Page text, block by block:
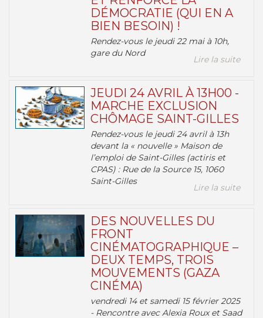
DÉMOCRATIE (QUI EN A
BIEN BESOIN) !
Rendez-vous le jeudi 22 mai à 10h,
gare du Nord
Lire la suite
JEUDI 24 AVRIL À 13H00 -
MARCHE EXCLUSION
CHÔMAGE SAINT-GILLES
Rendez-vous le jeudi 24 avril à 13h
devant la « nouvelle » Maison de
l’emploi de Saint-Gilles (actiris et
CPAS) : Rue de la Source 15, 1060
Saint-Gilles
Lire la suite
DES NOUVELLES DU
FRONT
CINÉMATOGRAPHIQUE –
DEUX TEMPS, TROIS
MOUVEMENTS (GAZA
CINÉMA)
vendredi 14 et samedi 15 février 2025
- Rencontre avec Alexia Roux et Saad